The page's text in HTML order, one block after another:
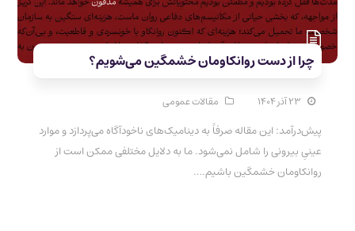
چرا از دست روانکاومان خشمگین می‌شویم؟
۲۳ آذر ۱۴۰۴ مقالات عمومی
پیش‌درآمد: این مقاله صرفاً به دینامیک‌های ناخودآگاه می‌پردازد و موارد
عینیِ بیرونی را شامل نمی‌شود. ما به دلایل مختلفی ممکن است از
روانکاومان خشمگین باشیم.…